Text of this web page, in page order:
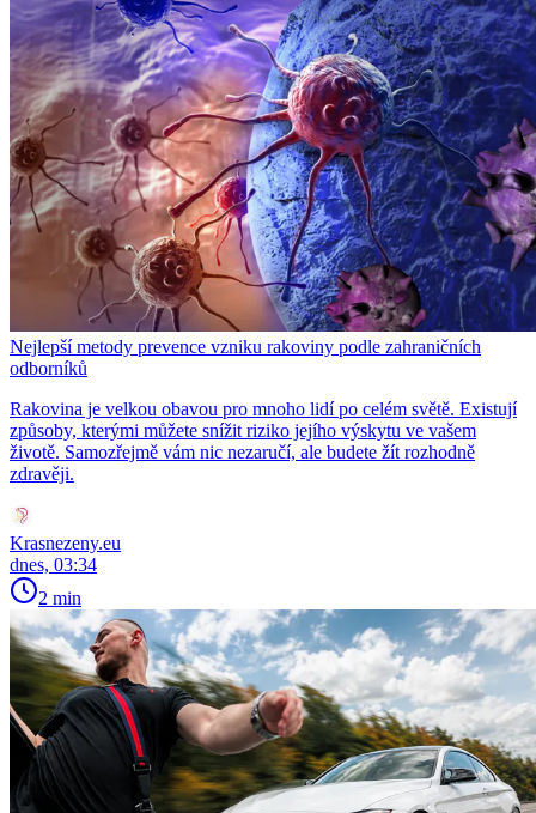
Nejlepší metody prevence vzniku rakoviny podle zahraničních
odborníků
Rakovina je velkou obavou pro mnoho lidí po celém světě. Existují
způsoby, kterými můžete snížit riziko jejího výskytu ve vašem
životě. Samozřejmě vám nic nezaručí, ale budete žít rozhodně
zdravěji.
Krasnezeny.eu
dnes, 03:34
2 min